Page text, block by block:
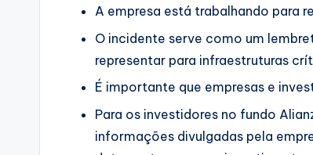
A empresa está trabalhando para
O incidente serve como um
representar para infraestruturas
É importante que empresas e
Para os investidores no fundo
informações divulgadas pela